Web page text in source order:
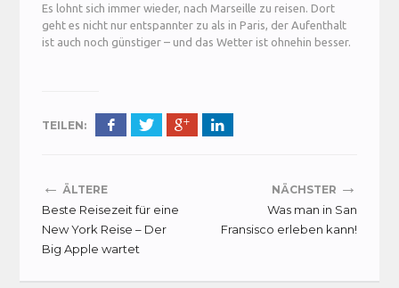
Es lohnt sich immer wieder, nach Marseille zu reisen. Dort
geht es nicht nur entspannter zu als in Paris, der Aufenthalt
ist auch noch günstiger – und das Wetter ist ohnehin besser.
TEILEN:
← ÄLTERE
Beste Reisezeit für eine
New York Reise – Der
Big Apple wartet
NÄCHSTER →
Was man in San
Fransisco erleben kann!